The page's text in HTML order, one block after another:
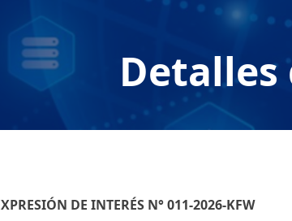
DE INTERÉS N° 011-2026-KFW